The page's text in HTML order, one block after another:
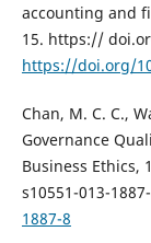
accounting and
15. https://
https://doi.org/
Chan, M. C. C.,
Governance
Business Ethics,
s10551-013-
1887-8